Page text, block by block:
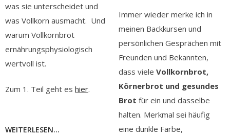
was sie unterscheidet und
was Vollkorn ausmacht. Und
warum Vollkornbrot
ernährungsphysiologisch
wertvoll ist.
Zum 1. Teil geht es hier.
WEITERLESEN...
Immer wieder merke ich in
meinen Backkursen und
persönlichen Gesprächen mit
Freunden und Bekannten,
dass viele Vollkornbrot,
Körnerbrot und gesundes
Brot für ein und dasselbe
halten. Merkmal sei häufig
eine dunkle Farbe,